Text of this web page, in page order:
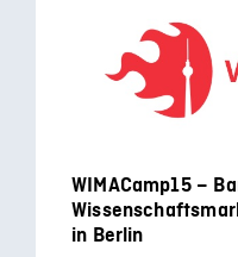
WIMACamp15 –
in Berlin